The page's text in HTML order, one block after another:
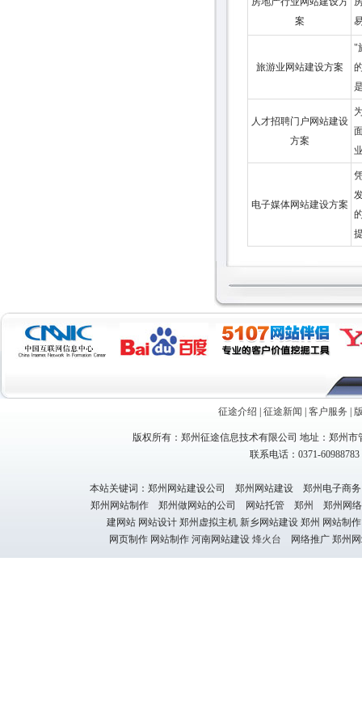
案
旅游业网站建设方案
"
人才招聘门户网站建设
方案
电子媒体网站建设方案
征途介绍 征途新闻 客户服务
版权所有：郑州征途信息技术有限公司 地址：郑州
联系电话：0371-
本站关键词：郑州网站建设公司 郑州网站建设 郑州电子
郑州网站制作 郑州做网站的公司 网站托管 郑州 郑州网
建网站 网站设计 郑州虚拟主机 新乡网站建设 郑州 网站制
网页制作 网站制作 河南网站建设 烽火台 网络推广 郑州